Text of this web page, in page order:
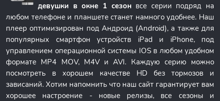
девушки в окне 1 сезон все серии подряд на
любом телефоне и планшете станет намного удобнее. Наш
плеер оптимизирован под Андроид (Android), а также для
популярных смартфон устройств iPad и iPhone, под
управлением операционной системы IOS в любом удобном
формате MP4 MOV, M4V и AVI. Каждую серию можно
посмотреть в хорошем качестве HD без тормозов и
зависаний. Хотим напомнить что наш сайт гарантирует вам
хорошее настроение - новые релизы, все сезоны и